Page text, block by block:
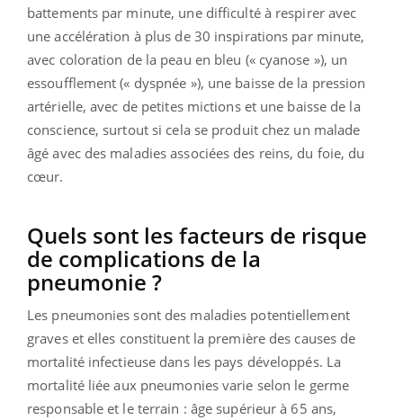
battements par minute, une difficulté à respirer avec
une accélération à plus de 30 inspirations par minute,
avec coloration de la peau en bleu (« cyanose »), un
essoufflement (« dyspnée »), une baisse de la pression
artérielle, avec de petites mictions et une baisse de la
conscience, surtout si cela se produit chez un malade
âgé avec des maladies associées des reins, du foie, du
cœur.
Quels sont les facteurs de risque
de complications de la
pneumonie ?
Les pneumonies sont des maladies potentiellement
graves et elles constituent la première des causes de
mortalité infectieuse dans les pays développés. La
mortalité liée aux pneumonies varie selon le germe
responsable et le terrain : âge supérieur à 65 ans,